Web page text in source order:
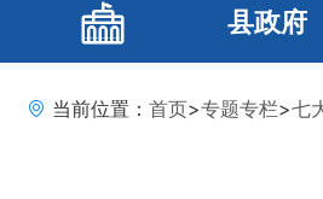
县政府
当前位置： 首页>专题专栏>七